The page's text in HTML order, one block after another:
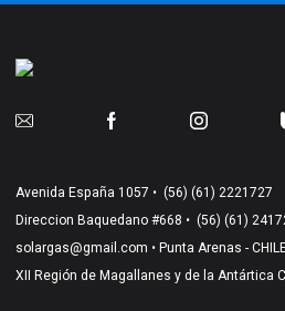
Avenida España 1057 • (56) (61) 2221727
Direccion Baquedano #668 • (56) (61)
solargas@gmail.com • Punta Arenas -
XII Región de Magallanes y de la Antártica